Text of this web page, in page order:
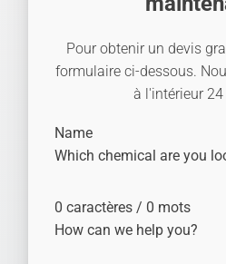
Pour obtenir un devis
formulaire ci-dessous.
à l'intérieur 24
0 caractères / 0 mots